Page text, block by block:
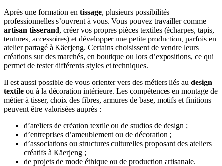
Après une formation en tissage, plusieurs possibilités
professionnelles s’ouvrent à vous. Vous pouvez travailler comme
artisan tisserand, créer vos propres pièces textiles (écharpes, tapis,
tentures, accessoires) et développer une petite production, parfois en
atelier partagé à Käerjeng. Certains choisissent de vendre leurs
créations sur des marchés, en boutique ou lors d’expositions, ce qui
permet de tester différents styles et techniques.
Il est aussi possible de vous orienter vers des métiers liés au design
textile ou à la décoration intérieure. Les compétences en montage de
métier à tisser, choix des fibres, armures de base, motifs et finitions
peuvent être valorisées auprès :
d’ateliers de création textile ou de studios de design ;
d’entreprises d’ameublement ou de décoration ;
d’associations ou structures culturelles proposant des ateliers
créatifs à Käerjeng ;
de projets de mode éthique ou de production artisanale.